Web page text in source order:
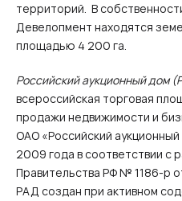
территорий. В
Девелопмент находятся
площадью 4 200 га.
Российский аукционный дом
всероссийская торговая
продажи недвижимости и
ОАО «Российский аукционный
2009 года в соответствии с
Правительства РФ № 1186-р
РАД создан при активном